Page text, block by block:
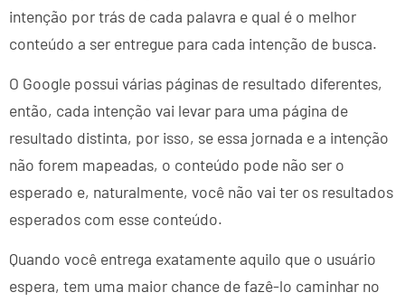
intenção por trás de cada palavra e qual é o melhor
conteúdo a ser entregue para cada intenção de busca.
O Google possui várias páginas de resultado diferentes,
então, cada intenção vai levar para uma página de
resultado distinta, por isso, se essa jornada e a intenção
não forem mapeadas, o conteúdo pode não ser o
esperado e, naturalmente, você não vai ter os resultados
esperados com esse conteúdo.
Quando você entrega exatamente aquilo que o usuário
espera, tem uma maior chance de fazê-lo caminhar no